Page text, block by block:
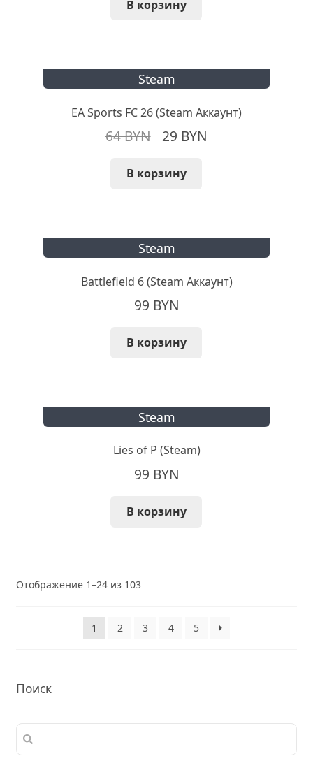
В корзину
Steam
EA Sports FC 26 (Steam Аккаунт)
64BYN
Первоначальная
составляла
29 BYN
В корзину
Steam
Battlefield 6 (Steam Аккаунт)
99 BYN
В корзину
Steam
Lies of P (Steam)
99 BYN
В корзину
Отображение 1–24 из 103Сортировка:
1
2 3 4 5
Поиск